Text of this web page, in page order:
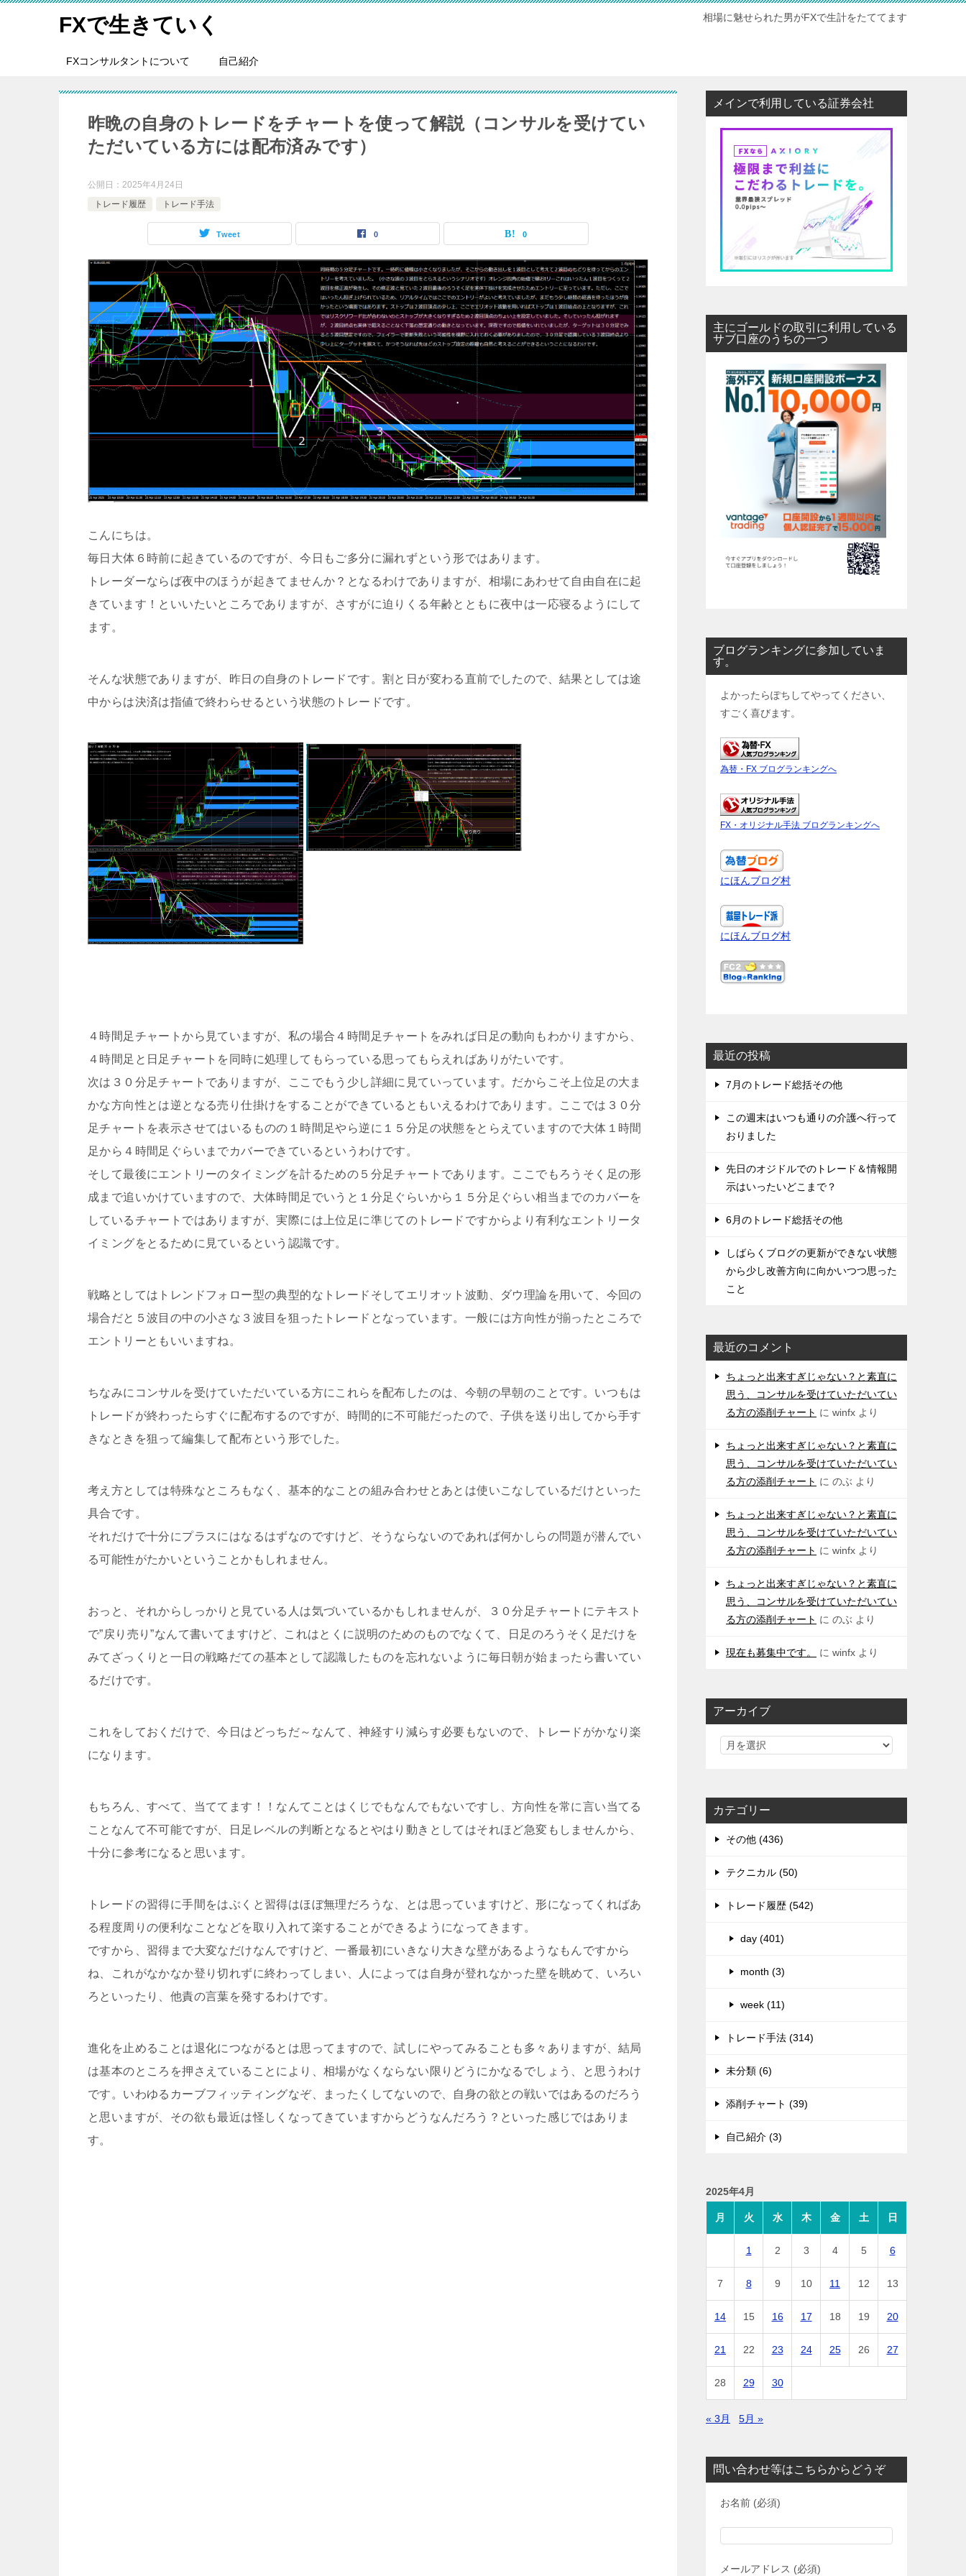
FXで生きていく 相場に魅せられた男がFXで生計をたててます
FXコンサルタントについて 自己紹介
昨晩の自身のトレードをチャートを使って解説（コンサルを受けてい
ただいている方には配布済みです）
公開日： 2025年4月24日
トレード履歴
トレード手法
Tweet 0 0
こんにちは。
毎日大体６時前に起きているのですが、今日もご多分に漏れずという形ではあります。
トレーダーならば夜中のほうが起きてませんか？となるわけでありますが、相場にあわせて自由自在に起
きています！といいたいところでありますが、さすがに迫りくる年齢とともに夜中は一応寝るようにして
ます。
そんな状態でありますが、昨日の自身のトレードです。割と日が変わる直前でしたので、結果としては途
中からは決済は指値で終わらせるという状態のトレードです。
４時間足チャートから見ていますが、私の場合４時間足チャートをみれば日足の動向もわかりますから、
４時間足と日足チャートを同時に処理してもらっている思ってもらえればありがたいです。
次は３０分足チャートでありますが、ここでもう少し詳細に見ていっています。だからこそ上位足の大ま
かな方向性とは逆となる売り仕掛けをすることができているともいえるわけであります。ここでは３０分
足チャートを表示させてはいるものの１時間足やら逆に１５分足の状態をとらえていますので大体１時間
足から４時間足ぐらいまでカバーできているというわけです。
そして最後にエントリーのタイミングを計るための５分足チャートであります。ここでもろうそく足の形
成まで追いかけていますので、大体時間足でいうと１分足ぐらいから１５分足ぐらい相当までのカバーを
しているチャートではありますが、実際には上位足に準じてのトレードですからより有利なエントリータ
イミングをとるために見ているという認識です。
戦略としてはトレンドフォロー型の典型的なトレードそしてエリオット波動、ダウ理論を用いて、今回の
場合だと５波目の中の小さな３波目を狙ったトレードとなっています。一般には方向性が揃ったところで
エントリーともいいますね。
ちなみにコンサルを受けていただいている方にこれらを配布したのは、今朝の早朝のことです。いつもは
トレードが終わったらすぐに配布するのですが、時間的に不可能だったので、子供を送り出してから手す
きなときを狙って編集して配布という形でした。
考え方としては特殊なところもなく、基本的なことの組み合わせとあとは使いこなしているだけといった
具合です。
それだけで十分にプラスにはなるはずなのですけど、そうならないのであれば何かしらの問題が潜んでい
る可能性がたかいということかもしれません。
おっと、それからしっかりと見ている人は気づいているかもしれませんが、３０分足チャートにテキスト
で”戻り売り”なんて書いてますけど、これはとくに説明のためのものでなくて、日足のろうそく足だけを
みてざっくりと一日の戦略だての基本として認識したものを忘れないように毎日朝が始まったら書いてい
るだけです。
これをしておくだけで、今日はどっちだ～なんて、神経すり減らす必要もないので、トレードがかなり楽
になります。
もちろん、すべて、当ててます！！なんてことはくじでもなんでもないですし、方向性を常に言い当てる
ことなんて不可能ですが、日足レベルの判断となるとやはり動きとしてはそれほど急変もしませんから、
十分に参考になると思います。
トレードの習得に手間をはぶくと習得はほぼ無理だろうな、とは思っていますけど、形になってくればあ
る程度周りの便利なことなどを取り入れて楽することができるようになってきます。
ですから、習得まで大変なだけなんですけど、一番最初にいきなり大きな壁があるようなもんですから
ね、これがなかなか登り切れずに終わってしまい、人によっては自身が登れなかった壁を眺めて、いろい
ろといったり、他責の言葉を発するわけです。
進化を止めることは退化につながるとは思ってますので、試しにやってみることも多々ありますが、結局
は基本のところを押さえていることにより、相場がなくならない限りどうにかなるでしょう、と思うわけ
です。いわゆるカーブフィッティングなぞ、まったくしてないので、自身の欲との戦いではあるのだろう
と思いますが、その欲も最近は怪しくなってきていますからどうなんだろう？といった感じではありま
す。
メインで利用している証券会社
主にゴールドの取引に利用している
サブ口座のうちの一つ
ブログランキングに参加していま
す。
よかったらぽちしてやってください、
すごく喜びます。
為替・FX ブログランキングへ
FX・オリジナル手法 ブログランキングへ
にほんブログ村
にほんブログ村
最近の投稿
7月のトレード総括その他
この週末はいつも通りの介護へ行って
おりました
先日のオジドルでのトレード＆情報開
示はいったいどこまで？
6月のトレード総括その他
しばらくブログの更新ができない状態
から少し改善方向に向かいつつ思った
こと
最近のコメント
ちょっと出来すぎじゃない？と素直に
思う、コンサルを受けていただいてい
る方の添削チャート に winfx より
ちょっと出来すぎじゃない？と素直に
思う、コンサルを受けていただいてい
る方の添削チャート に のぶ より
ちょっと出来すぎじゃない？と素直に
思う、コンサルを受けていただいてい
る方の添削チャート に winfx より
ちょっと出来すぎじゃない？と素直に
思う、コンサルを受けていただいてい
る方の添削チャート に のぶ より
現在も募集中です。 に winfx より
アーカイブ
カテゴリー
その他 (436)
テクニカル (50)
トレード履歴 (542)
day (401)
month (3)
week (11)
トレード手法 (314)
未分類 (6)
添削チャート (39)
自己紹介 (3)
2025年4月
月 火 水 木 金 土 日
1 2 3 4 5 6
7 8 9 10 11 12 13
14 15 16 17 18 19 20
21 22 23 24 25 26 27
28 29 30
« 3月 5月 »
問い合わせ等はこちらからどうぞ
お名前 (必須)
メールアドレス (必須)